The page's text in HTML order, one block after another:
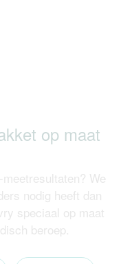
op maat
We
nodig heeft dan
speciaal op maat
beroep.